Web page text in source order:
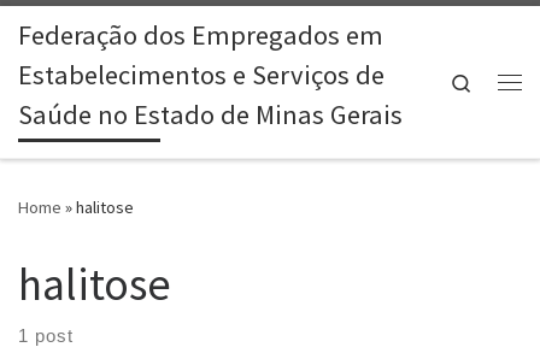
Skip to content
Federação dos Empregados em
Estabelecimentos e Serviços de
Saúde no Estado de Minas Gerais
Search
Home »halitose
halitose
1 post